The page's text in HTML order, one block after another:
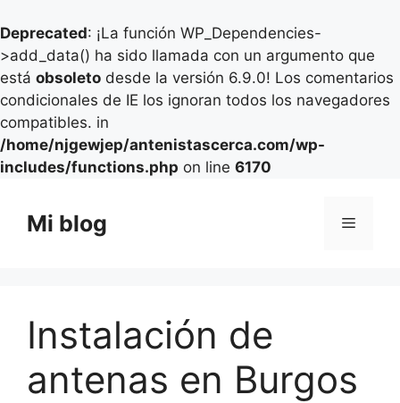
Deprecated: ¡La función WP_Dependencies-
>add_data() ha sido llamada con un argumento que
está obsoleto desde la versión 6.9.0! Los comentarios
condicionales de IE los ignoran todos los navegadores
compatibles. in
/home/njgewjep/antenistascerca.com/wp-
includes/functions.php on line 6170
contenido
Mi blog Menú
Instalación de
antenas en Burgos